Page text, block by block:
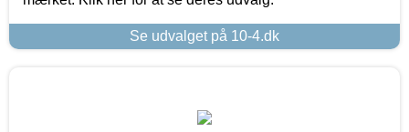
Se udvalget på 10-4.dk